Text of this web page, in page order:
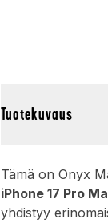
Tuotekuvaus
Tämä on Onyx
iPhone 17 Pro
yhdistyy